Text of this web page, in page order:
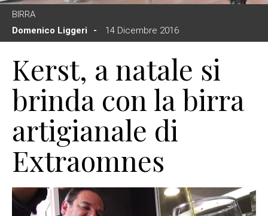
BIRRA
Domenico Liggeri
14 Dicembre 2016
Kerst, a natale si
brinda con la birra
artigianale di
Extraomnes